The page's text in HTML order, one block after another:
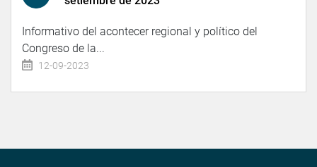
Informativo del acontecer regional y político del
Congreso de la...
12-09-2023